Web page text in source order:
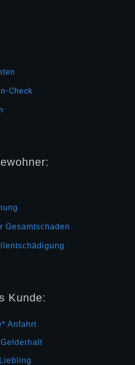
Check
Gesamtschaden
Kunde:
Anfahrt